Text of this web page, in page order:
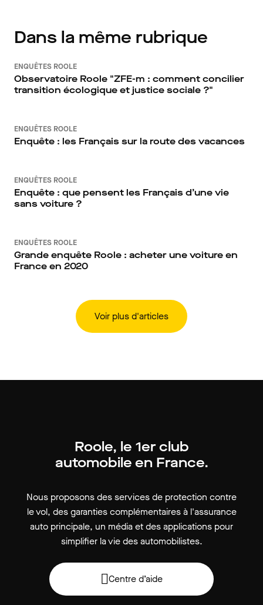
Dans la même rubrique
ENQUÊTES ROOLE
Observatoire Roole "ZFE-m : comment concilier
transition écologique et justice sociale ?"
ENQUÊTES ROOLE
Enquête : les Français sur la route des vacances
ENQUÊTES ROOLE
Enquête : que pensent les Français d’une vie
sans voiture ?
ENQUÊTES ROOLE
Grande enquête Roole : acheter une voiture en
France en 2020
Voir plus d'articles
Roole, le 1er club
automobile en France.
Nous proposons des services de protection contre
le vol, des garanties complémentaires à l'assurance
auto principale, un média et des applications pour
simplifier la vie des automobilistes.
Centre d’aide